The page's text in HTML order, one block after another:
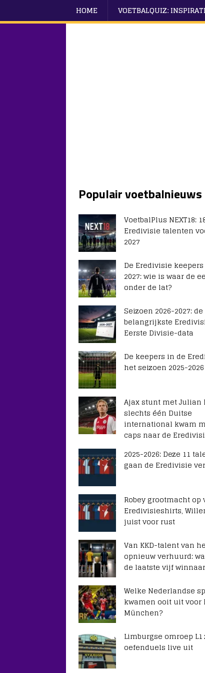
HOME VOETBALQUIZ:
Populair voetbalnieuws
VoetbalPlus NEXT18:
Eredivisie talenten
2027
De Eredivisie
2027: wie is waar de
onder de lat?
Seizoen 2026-2027: de
belangrijkste
Eerste Divisie-data
De keepers in de
het seizoen 2025-2026
Ajax stunt met Julian
slechts één Duitse
international kwam
caps naar de
2025-2026: Deze 11
gaan de Eredivisie
Robey grootmacht op
Eredivisieshirts,
juist voor rust
Van KKD-talent van
opnieuw verhuurd:
de laatste vijf
Welke Nederlandse
kwamen ooit uit voor
München?
Limburgse omroep
oefenduels live uit